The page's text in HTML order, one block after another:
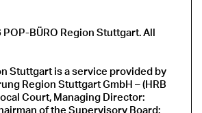
BÜRO Region Stuttgart. All
Stuttgart is a service provided by
Region Stuttgart GmbH – (HRB
Court, Managing Director:
of the Supervisory Board: